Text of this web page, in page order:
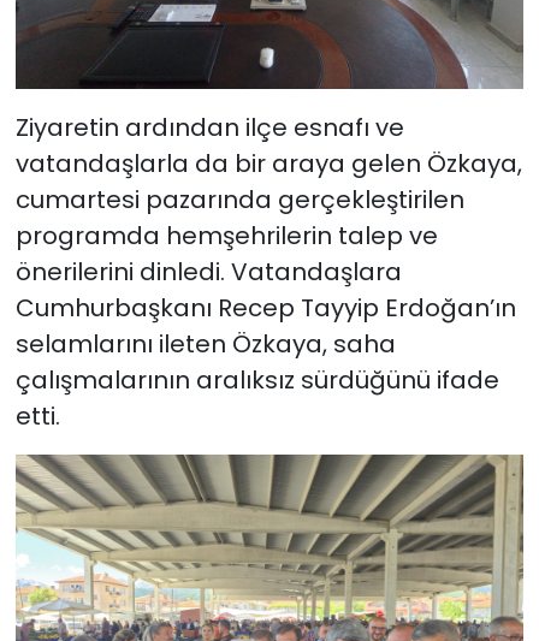
Ziyaretin ardından ilçe esnafı ve
vatandaşlarla da bir araya gelen Özkaya,
cumartesi pazarında gerçekleştirilen
programda hemşehrilerin talep ve
önerilerini dinledi. Vatandaşlara
Cumhurbaşkanı Recep Tayyip Erdoğan’ın
selamlarını ileten Özkaya, saha
çalışmalarının aralıksız sürdüğünü ifade
etti.